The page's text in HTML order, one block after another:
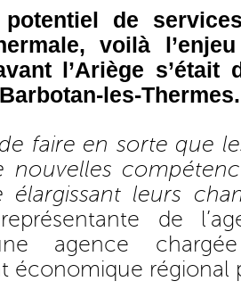
de
voilà
l’Ariège s’était
les-Thermes.
faire en sorte que
nouvelles
élargissant leurs
de
agence
économique régional